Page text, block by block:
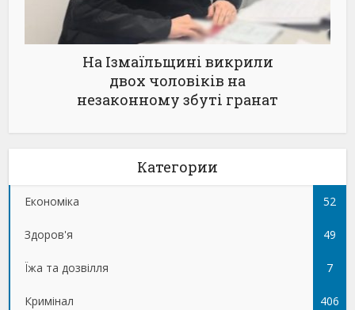
На Ізмаїльщині викрили
двох чоловіків на
незаконному збуті гранат
Категории
Економіка 52
Здоров'я 49
Їжа та дозвілля 7
Кримінал 406